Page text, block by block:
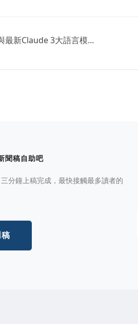
最新Claude 3大語言模...
聞稿自助吧
分鐘上稿完成，最快接觸最多讀者的